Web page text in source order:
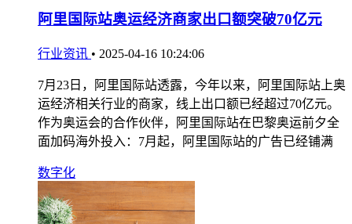
阿里国际站奥运经济商家出口额突破70亿元
行业资讯 • 2025-04-16 10:24:06
7月23日，阿里国际站透露，今年以来，阿里国际站上奥
运经济相关行业的商家，线上出口额已经超过70亿元。
作为奥运会的合作伙伴，阿里国际站在巴黎奥运前夕全
面加码海外投入：7月起，阿里国际站的广告已经铺满
数字化